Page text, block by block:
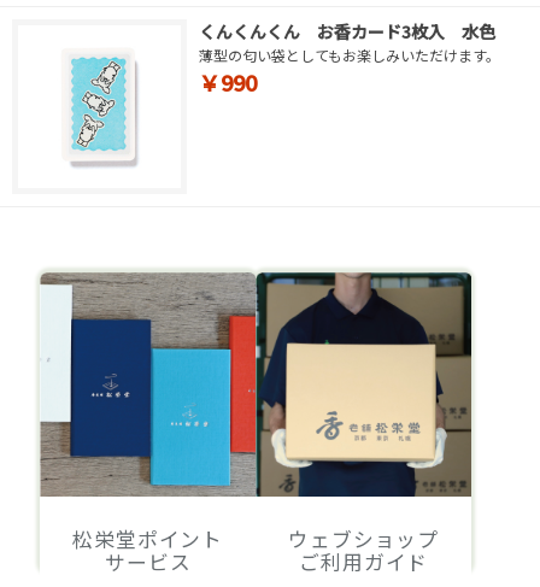
くんくんくん お香カード3枚入 水色
薄型の匂い袋としてもお楽しみいただけます。
￥990
松栄堂ポイント
サービス
ウェブショップ
ご利用ガイド